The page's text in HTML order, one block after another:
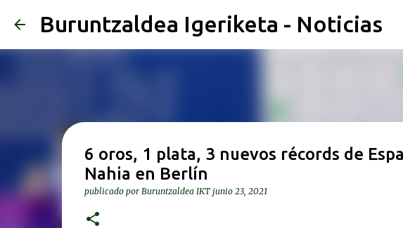
Buruntzaldea Igeriketa - Noticias
6 oros, 1 plata, 3 nuevos récords de
Nahia en Berlín
publicado por Buruntzaldea IKT junio 23, 2021